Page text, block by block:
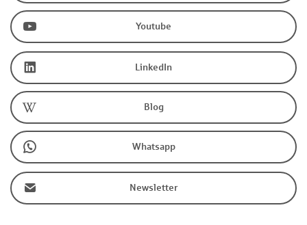
Youtube
LinkedIn
Blog
Whatsapp
Newsletter